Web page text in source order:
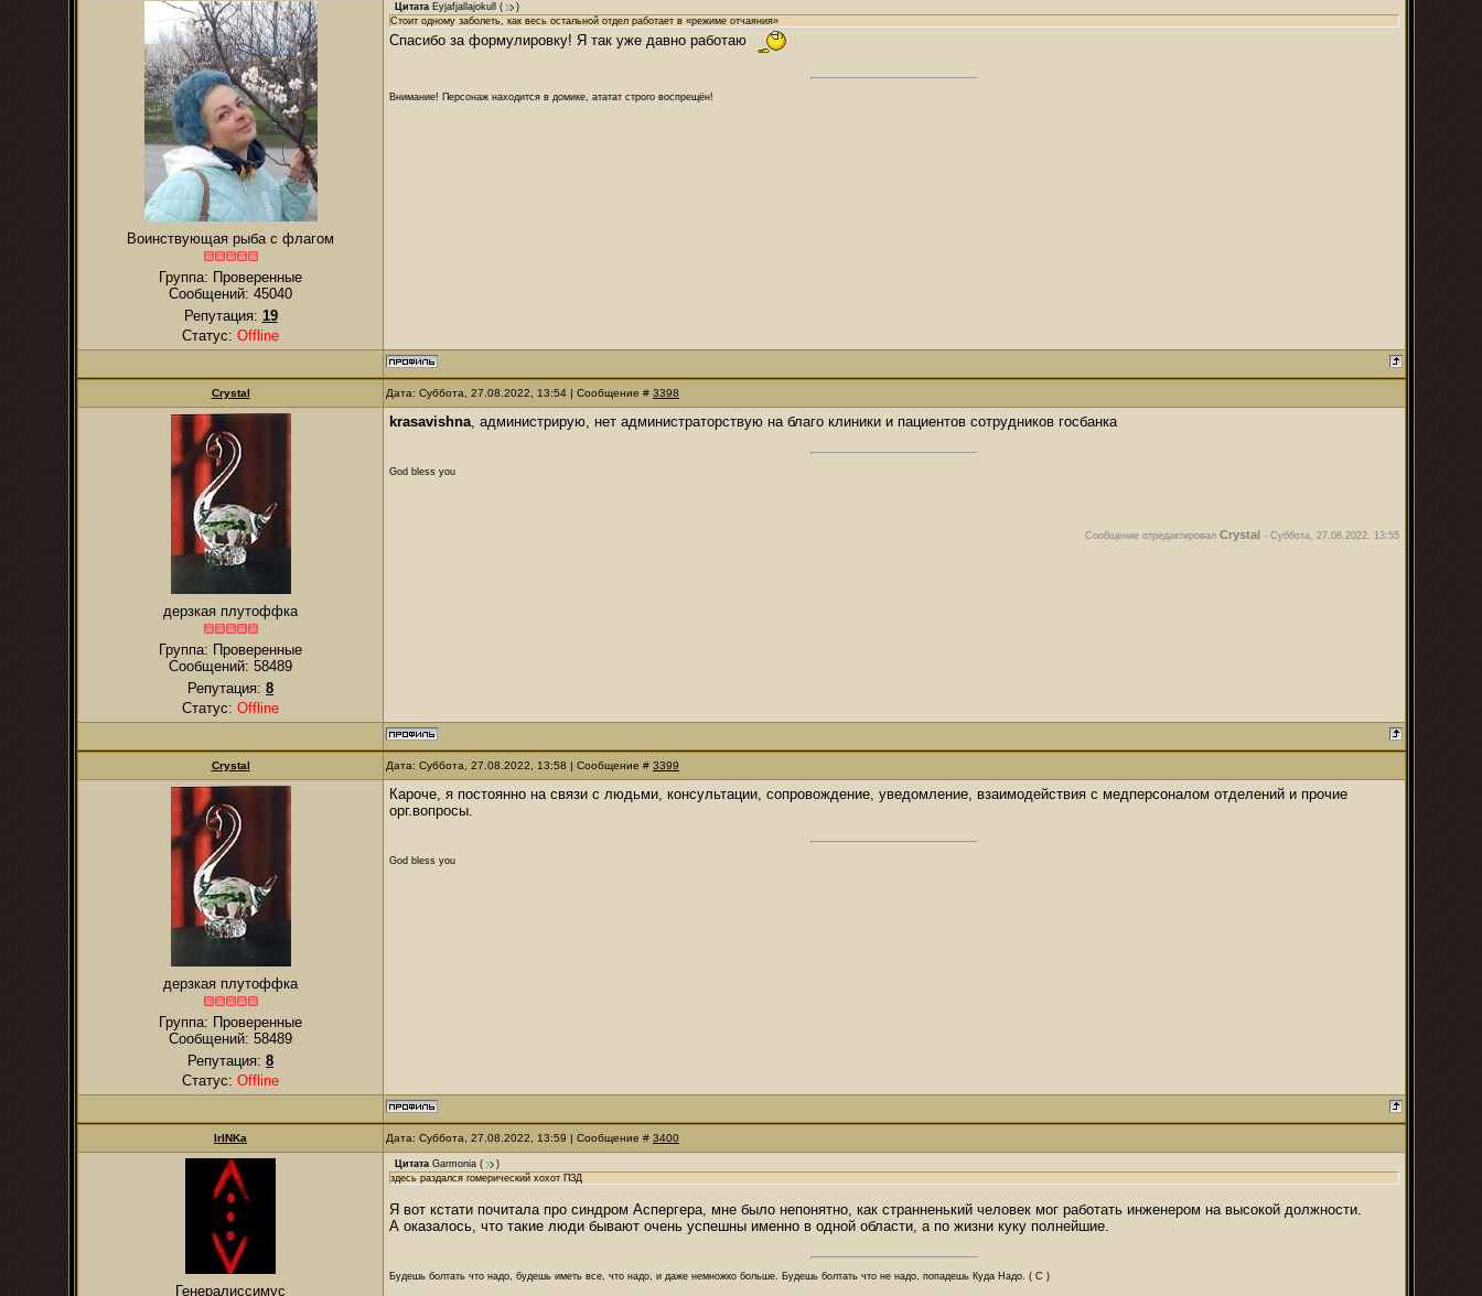
Воинствующая рыба с флагом
Группа: Проверенные
Сообщений: 45040
Репутация: 19
Статус: Offline
Цитата Eyjafjallajokull (
)
Стоит одному заболеть, как весь остальной отдел работает в «режиме отчаяния»
Спасибо за формулировку! Я так уже давно работаю
Внимание! Персонаж находится в домике, ататат строго воспрещён!
Crystal Дата: Суббота, 27.08.2022, 13:54 | Сообщение # 3398
дерзкая плутоффка
Группа: Проверенные
Сообщений: 58489
Репутация: 8
Статус: Offline
krasavishna, администрирую, нет администраторствую на благо клиники и пациентов сотрудников госбанка
God bless you
Сообщение отредактировал Crystal - Суббота, 27.08.2022, 13:55
Crystal Дата: Суббота, 27.08.2022, 13:58 | Сообщение # 3399
дерзкая плутоффка
Группа: Проверенные
Сообщений: 58489
Репутация: 8
Статус: Offline
Кароче, я постоянно на связи с людьми, консультации, сопровождение, уведомление, взаимодействия с медперсоналом отделений и прочие
орг.вопросы.
God bless you
IrINKa Дата: Суббота, 27.08.2022, 13:59 | Сообщение # 3400
Генералиссимус
Цитата Garmonia (
)
здесь раздался гомерический хохот ПЗД
Я вот кстати почитала про синдром Аспергера, мне было непонятно, как странненький человек мог работать инженером на высокой должности.
А оказалось, что такие люди бывают очень успешны именно в одной области, а по жизни куку полнейшие.
Будешь болтать что надо, будешь иметь все, что надо, и даже немножко больше. Будешь болтать что не надо, попадешь Куда Надо. ( С )